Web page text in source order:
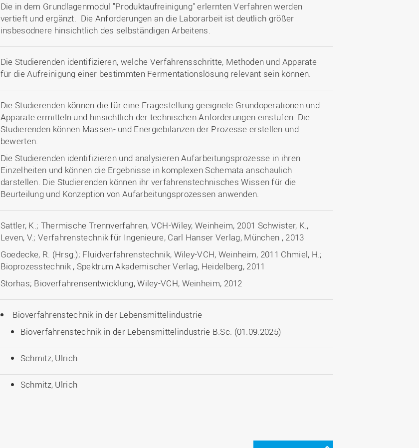
Die in dem Grundlagenmodul "Produktaufreinigung" erlernten Verfahren werden
vertieft und ergänzt. Die Anforderungen an die Laborarbeit ist deutlich größer
insbesodnere hinsichtlich des selbständigen Arbeitens.
Die Studierenden identifizieren, welche Verfahrensschritte, Methoden und Apparate
für die Aufreinigung einer bestimmten Fermentationslösung relevant sein können.
Die Studierenden können die für eine Fragestellung geeignete Grundoperationen und
Apparate ermitteln und hinsichtlich der technischen Anforderungen einstufen. Die
Studierenden können Massen- und Energiebilanzen der Prozesse erstellen und
bewerten.
Die Studierenden identifizieren und analysieren Aufarbeitungsprozesse in ihren
Einzelheiten und können die Ergebnisse in komplexen Schemata anschaulich
darstellen. Die Studierenden können ihr verfahrenstechnisches Wissen für die
Beurteilung und Konzeption von Aufarbeitungsprozessen anwenden.
Sattler, K.; Thermische Trennverfahren, VCH-Wiley, Weinheim, 2001 Schwister, K.,
Leven, V.; Verfahrenstechnik für Ingenieure, Carl Hanser Verlag, München , 2013
Goedecke, R. (Hrsg.); Fluidverfahrenstechnik, Wiley-VCH, Weinheim, 2011 Chmiel, H.;
Bioprozesstechnik , Spektrum Akademischer Verlag, Heidelberg, 2011
Storhas; Bioverfahrensentwicklung, Wiley-VCH, Weinheim, 2012
Bioverfahrenstechnik in der Lebensmittelindustrie
Bioverfahrenstechnik in der Lebensmittelindustrie B.Sc. (01.09.2025)
Schmitz, Ulrich
Schmitz, Ulrich